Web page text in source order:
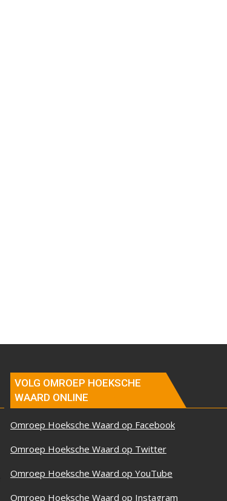
VOLG OMROEP HOEKSCHE
WAARD ONLINE
Omroep Hoeksche Waard op Facebook
Omroep Hoeksche Waard op Twitter
Omroep Hoeksche Waard op YouTube
Omroep Hoeksche Waard op Instagram